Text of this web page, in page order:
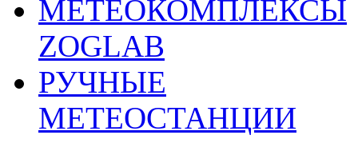
МЕТЕОКОМПЛЕКСЫ
ZOGLAB
РУЧНЫЕ
МЕТЕОСТАНЦИИ